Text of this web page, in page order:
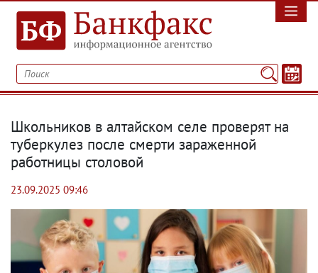
Школьников в алтайском селе проверят на
туберкулез после смерти зараженной
работницы столовой
23.09.2025 09:46